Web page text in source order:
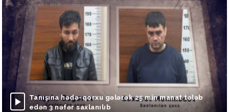
Tanışına hədə-qorxu gələrək 25 min manat tələb
edən 3 nəfər saxlanılıb